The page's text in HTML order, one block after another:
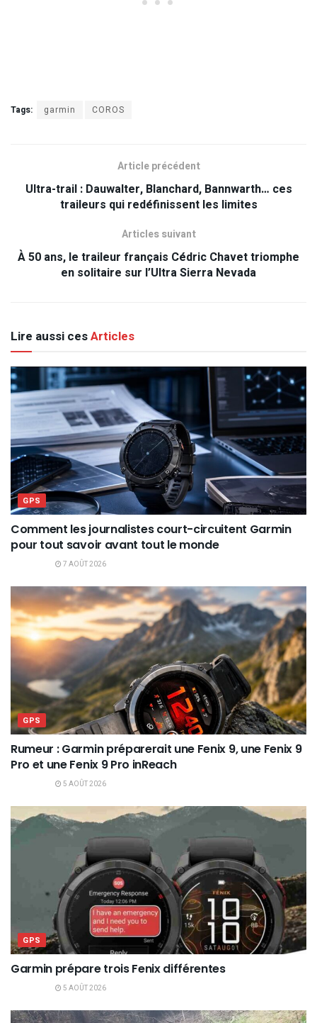
Tags: garmin COROS
Article précédent
Ultra-trail : Dauwalter, Blanchard, Bannwarth… ces
traileurs qui redéfinissent les limites
Articles suivant
À 50 ans, le traileur français Cédric Chavet triomphe
en solitaire sur l’Ultra Sierra Nevada
Lire aussi cesArticles
GPS
Comment les journalistes court-circuitent Garmin
pour tout savoir avant tout le monde
7 AOÛT 2026
GPS
Rumeur : Garmin préparerait une Fenix 9, une Fenix 9
Pro et une Fenix 9 Pro inReach
5 AOÛT 2026
GPS
Garmin prépare trois Fenix différentes
5 AOÛT 2026